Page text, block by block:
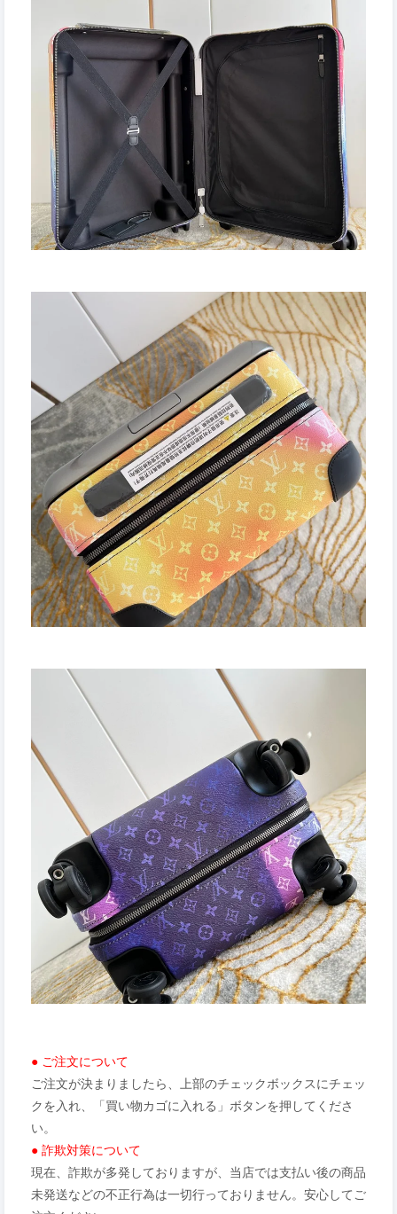
● ご注文について
ご注文が決まりましたら、上部のチェックボックスにチェッ
クを入れ、「買い物カゴに入れる」ボタンを押してくださ
い。
● 詐欺対策について
現在、詐欺が多発しておりますが、当店では支払い後の商品
未発送などの不正行為は一切行っておりません。安心してご